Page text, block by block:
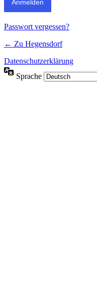
Passwort vergessen?
← Zu Hegensdorf
Datenschutzerklärung
Sprache